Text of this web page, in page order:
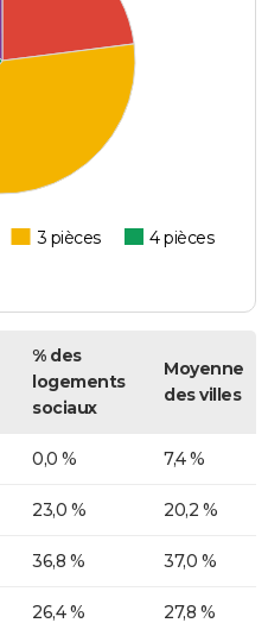
3 pièces
4 pièces
% des
logements
sociaux
Moyenne
des villes
0,0 % 7,4 %
23,0 % 20,2 %
36,8 % 37,0 %
26,4 % 27,8 %